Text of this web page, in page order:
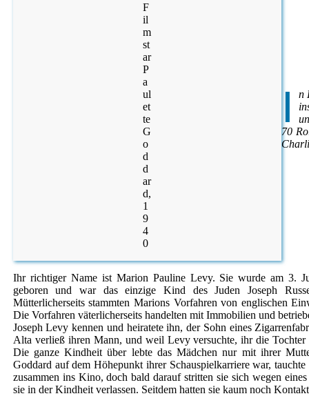
F
il
m
st
ar
P
a
ul
et
te
G
o
d
d
ar
d,
1
9
4
0
I
n
70
Ihr richtiger Name ist Marion Pauline Levy. Sie wurde am 3.
geboren und war das einzige Kind des Juden Joseph
Mütterlicherseits stammten Marions Vorfahren von englischen
Die Vorfahren väterlicherseits handelten mit Immobilien und
Joseph Levy kennen und heiratete ihn, der Sohn eines
Alta verließ ihren Mann, und weil Levy versuchte, ihr die
Die ganze Kindheit über lebte das Mädchen nur mit ihrer
Goddard auf dem Höhepunkt ihrer Schauspielkarriere war,
zusammen ins Kino, doch bald darauf stritten sie sich wegen
sie in der Kindheit verlassen. Seitdem hatten sie kaum noch